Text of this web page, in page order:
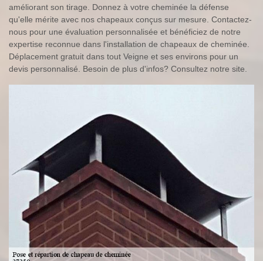
améliorant son tirage. Donnez à votre cheminée la défense
qu'elle mérite avec nos chapeaux conçus sur mesure. Contactez-
nous pour une évaluation personnalisée et bénéficiez de notre
expertise reconnue dans l'installation de chapeaux de cheminée.
Déplacement gratuit dans tout Veigne et ses environs pour un
devis personnalisé. Besoin de plus d'infos? Consultez notre site.